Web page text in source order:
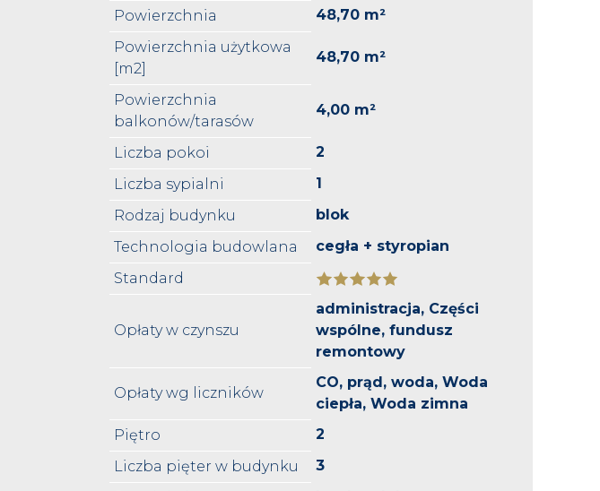
Powierzchnia
48,70 m²
Powierzchnia użytkowa
[m2]
48,70 m²
Powierzchnia
balkonów/tarasów
4,00 m²
Liczba pokoi
2
Liczba sypialni
1
Rodzaj budynku
blok
Technologia budowlana
cegła + styropian
Standard
Opłaty w czynszu
administracja, Części
wspólne, fundusz
remontowy
Opłaty wg liczników
CO, prąd, woda, Woda
ciepła, Woda zimna
Piętro
2
Liczba pięter w budynku
3